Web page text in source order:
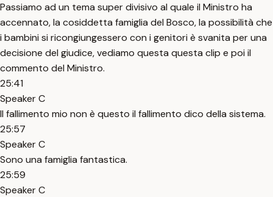
Passiamo ad un tema super divisivo al quale il Ministro ha
accennato, la cosiddetta famiglia del Bosco, la possibilità che
i bambini si ricongiungessero con i genitori è svanita per una
decisione del giudice, vediamo questa questa clip e poi il
commento del Ministro.
25:41
Speaker C
Il fallimento mio non è questo il fallimento dico della sistema.
25:57
Speaker C
Sono una famiglia fantastica.
25:59
Speaker C